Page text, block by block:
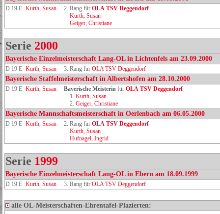
D 19 E Kurth, Susan 2. Rang für OLA TSV Deggendorf
Kurth, Susan
Geiger, Christiane
Serie 2000
Bayerische Einzelmeisterschaft Lang-OL in Lichtenfels am 23.09.2000
D 19 E Kurth, Susan 3. Rang für OLA TSV Deggendorf
Bayerische Staffelmeisterschaft in Albertshofen am 28.10.2000
D 19 E Kurth, Susan Bayerische Meisterin für OLA TSV Deggendorf
1. Kurth, Susan
2. Geiger, Christiane
Bayerische Mannschaftsmeisterschaft in Oerlenbach am 06.05.2000
D 19 E Kurth, Susan 2. Rang für OLA TSV Deggendorf
Kurth, Susan
Hufnagel, Ingrid
Serie 1999
Bayerische Einzelmeisterschaft Lang-OL in Ebern am 18.09.1999
D 19 E Kurth, Susan 3. Rang für OLA TSV Deggendorf
alle OL-Meisterschaften-Ehrentafel-Plazierten: